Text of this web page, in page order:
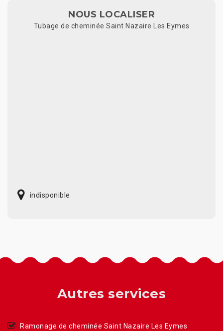
NOUS LOCALISER
Tubage de cheminée Saint Nazaire Les Eymes
indisponible
Autres services
Ramonage de cheminée Saint Nazaire Les Eymes